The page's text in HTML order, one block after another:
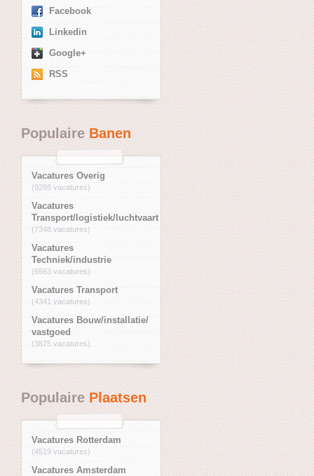
Facebook
Linkedin
Google+
RSS
PopulaireBanen
Vacatures Overig
(9288 vacatures)
Vacatures
Transport/logistiek/luchtvaart
(7348 vacatures)
Vacatures
Techniek/industrie
(6563 vacatures)
Vacatures Transport
(4341 vacatures)
Vacatures Bouw/installatie/
vastgoed
(3875 vacatures)
PopulairePlaatsen
Vacatures Rotterdam
(4519 vacatures)
Vacatures Amsterdam